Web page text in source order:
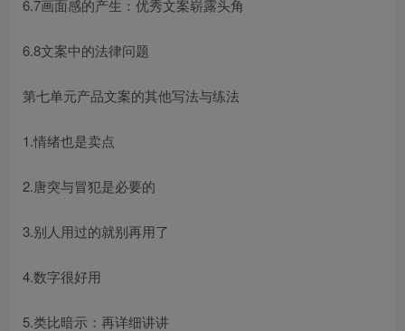
6.7画面感的产生：优秀文案崭露头角
6.8文案中的法律问题
第七单元产品文案的其他写法与练法
1.情绪也是卖点
2.唐突与冒犯是必要的
3.别人用过的就别再用了
4.数字很好用
5.类比暗示：再详细讲讲